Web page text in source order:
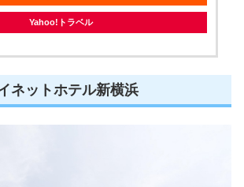
Yahoo!トラベル
ネットホテル新横浜